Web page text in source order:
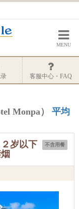
MENU
客服中心・FAQ
Monpa） 平均
不含用餐
岁以下